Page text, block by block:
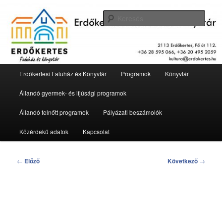
elsődleges
tartalomraErdőkertesi Faluház és Könyvtár
Erdőkertesi Faluház és Könyvtár Programok Könyvtár
Állandó gyermek- és ifjúsági programok
Állandó felnőtt programok Pályázati beszámolók
Közérdekű adatok Kapcsolat
Bejegyzés
← Előző Következő →